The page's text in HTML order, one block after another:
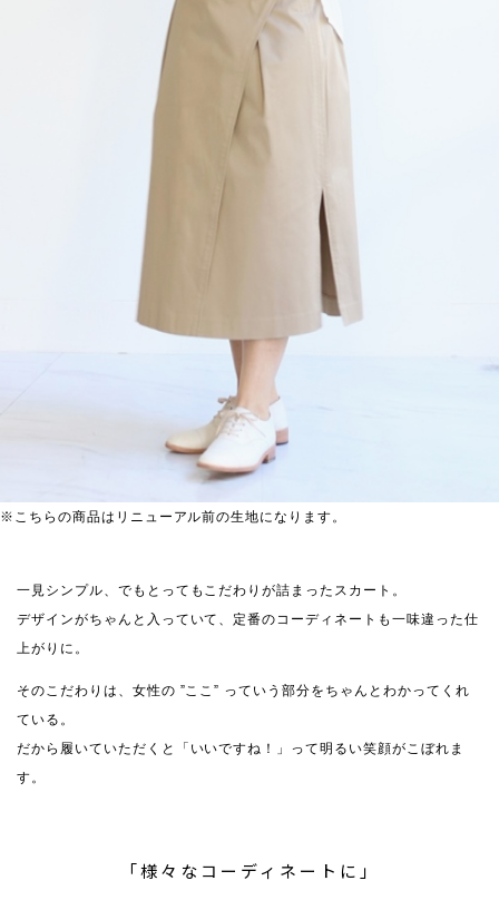
※こちらの商品はリニューアル前の生地になります。
一見シンプル、でもとってもこだわりが詰まったスカート。
デザインがちゃんと入っていて、定番のコーディネートも一味違った仕
上がりに。
そのこだわりは、女性の ”ここ” っていう部分をちゃんとわかってくれ
ている。
だから履いていただくと「いいですね！」って明るい笑顔がこぼれま
す。
「様々なコーディネートに」